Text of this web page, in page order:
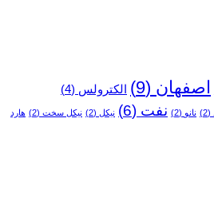
اصفهان (9) الکترولس (4)
(2) نانو (2) نفت (6) نیکل (2) نیکل سخت (2) هارد